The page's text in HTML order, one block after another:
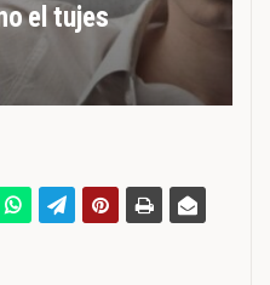
el tujes